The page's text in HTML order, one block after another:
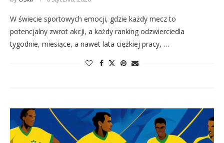
W świecie sportowych emocji, gdzie każdy mecz to
potencjalny zwrot akcji, a każdy ranking odzwierciedla
tygodnie, miesiące, a nawet lata ciężkiej pracy, …